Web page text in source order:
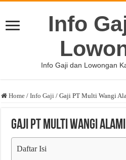
Info
Info Gaji dan Lowongan
Home / Info Gaji / Gaji PT Multi Wangi
Gaji PT Multi Wangi Alami
Daftar Isi